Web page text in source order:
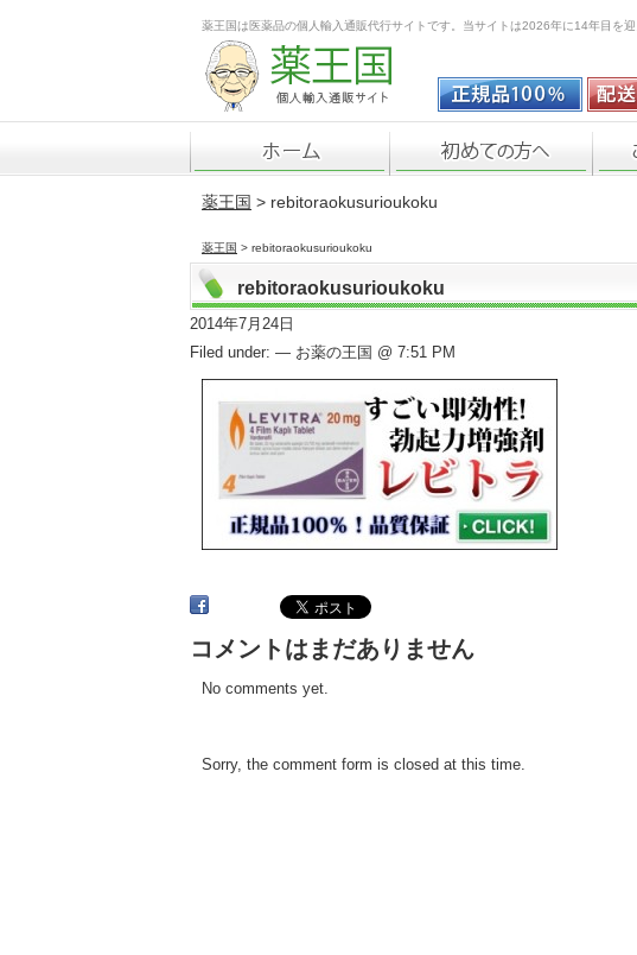
薬王国は医薬品の個人輸入通販代行サイトです。当サイトは2026年に14年目を
薬王国 > rebitoraokusurioukoku
薬王国 > rebitoraokusurioukoku
rebitoraokusurioukoku
2014年7月24日
Filed under: — お薬の王国 @ 7:51 PM
コメントはまだありません
No comments yet.
Sorry, the comment form is closed at this time.